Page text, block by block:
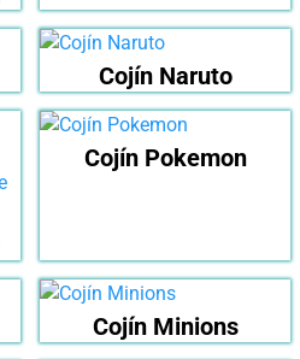
Cojín Naruto
Cojín Pokemon
Cojín Minions